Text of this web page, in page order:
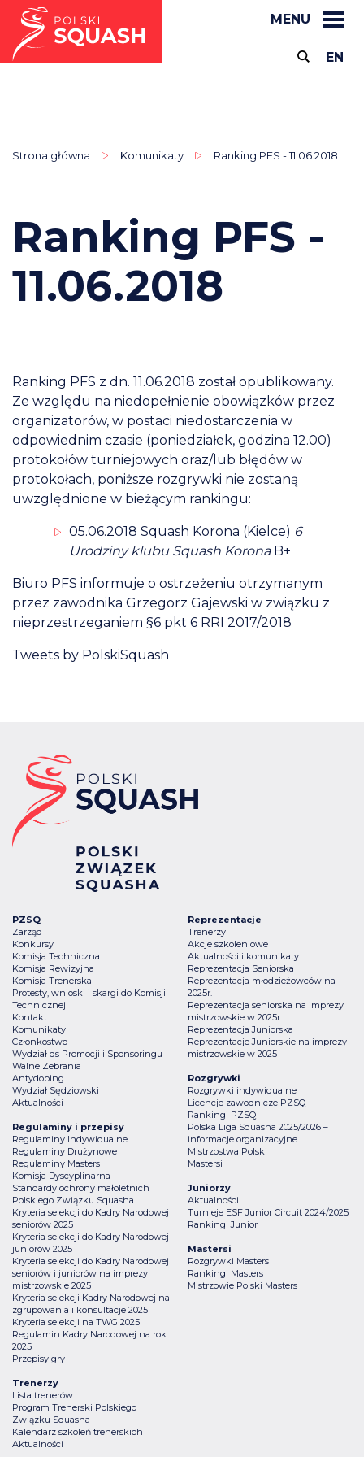
MENU
EN
Strona główna Komunikaty Ranking PFS - 11.06.2018
Ranking PFS -
11.06.2018
Ranking PFS z dn. 11.06.2018 został opublikowany.
Ze względu na niedopełnienie obowiązków przez
organizatorów, w postaci niedostarczenia w
odpowiednim czasie (poniedziałek, godzina 12.00)
protokołów turniejowych oraz/lub błędów w
protokołach, poniższe rozgrywki nie zostaną
uwzględnione w bieżącym rankingu:
05.06.2018 Squash Korona (Kielce) 6
Urodziny klubu Squash KoronaB+
Biuro PFS informuje o ostrzeżeniu otrzymanym
przez zawodnika Grzegorz Gajewski w związku z
nieprzestrzeganiem §6 pkt 6 RRI 2017/2018
Tweets by PolskiSquash
PZSQ
Zarząd
Konkursy
Komisja Techniczna
Komisja Rewizyjna
Komisja Trenerska
Protesty, wnioski i skargi do Komisji
Technicznej
Kontakt
Komunikaty
Członkostwo
Wydział ds Promocji i Sponsoringu
Walne Zebrania
Antydoping
Wydział Sędziowski
Aktualności
Reprezentacje
Trenerzy
Akcje szkoleniowe
Aktualności i komunikaty
Reprezentacja Seniorska
Reprezentacja młodzieżowców na
2025r.
Reprezentacja seniorska na imprezy
mistrzowskie w 2025r.
Reprezentacja Juniorska
Reprezentacje Juniorskie na imprezy
mistrzowskie w 2025
Rozgrywki
Rozgrywki indywidualne
Licencje zawodnicze PZSQ
Rankingi PZSQ
Polska Liga Squasha 2025/2026 –
informacje organizacyjne
Mistrzostwa Polski
Mastersi
Juniorzy
Aktualności
Turnieje ESF Junior Circuit 2024/2025
Rankingi Junior
Mastersi
Rozgrywki Masters
Rankingi Masters
Mistrzowie Polski Masters
Regulaminy i przepisy
Regulaminy Indywidualne
Regulaminy Drużynowe
Regulaminy Masters
Komisja Dyscyplinarna
Standardy ochrony małoletnich
Polskiego Związku Squasha
Kryteria selekcji do Kadry Narodowej
seniorów 2025
Kryteria selekcji do Kadry Narodowej
juniorów 2025
Kryteria selekcji do Kadry Narodowej
seniorów i juniorów na imprezy
mistrzowskie 2025
Kryteria selekcji Kadry Narodowej na
zgrupowania i konsultacje 2025
Kryteria selekcji na TWG 2025
Regulamin Kadry Narodowej na rok
2025
Przepisy gry
Trenerzy
Lista trenerów
Program Trenerski Polskiego
Związku Squasha
Kalendarz szkoleń trenerskich
Aktualności